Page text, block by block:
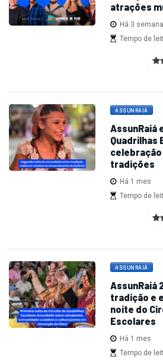
atrações
Há 3
Tempo de
ASSUNRAIÁ
AssunRaiá
Quadrilhas
celebração
tradições
Há 1 mes
Tempo de
ASSUNRAIÁ
AssunRaiá
tradição e
noite do
Escolares
Há 1 mes
Tempo de